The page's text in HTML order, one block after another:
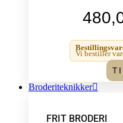
Vi bestiller
Broderiteknikker
FRIT BRODERI